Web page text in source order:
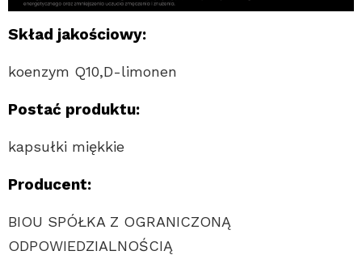
Skład jakościowy:
koenzym Q10,D-limonen
Postać produktu:
kapsułki miękkie
Producent:
BIOU SPÓŁKA Z OGRANICZONĄ
ODPOWIEDZIALNOŚCIĄ